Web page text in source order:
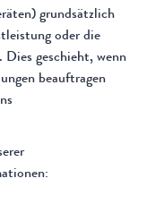
grundsätzlich
oder die
Dies geschieht, wenn
beauftragen